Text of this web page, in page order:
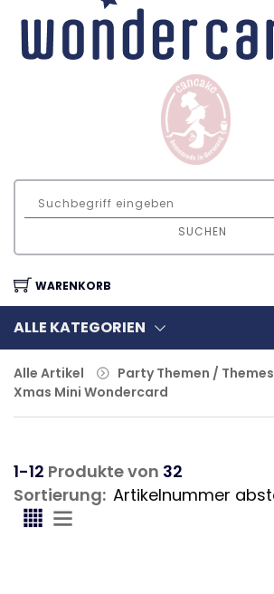
SUCHEN
WARENKORB
ALLE KATEGORIEN
Alle Artikel Party Themen / Themes
Xmas Mini Wondercard
1-12 Produkte von 32
Sortierung: